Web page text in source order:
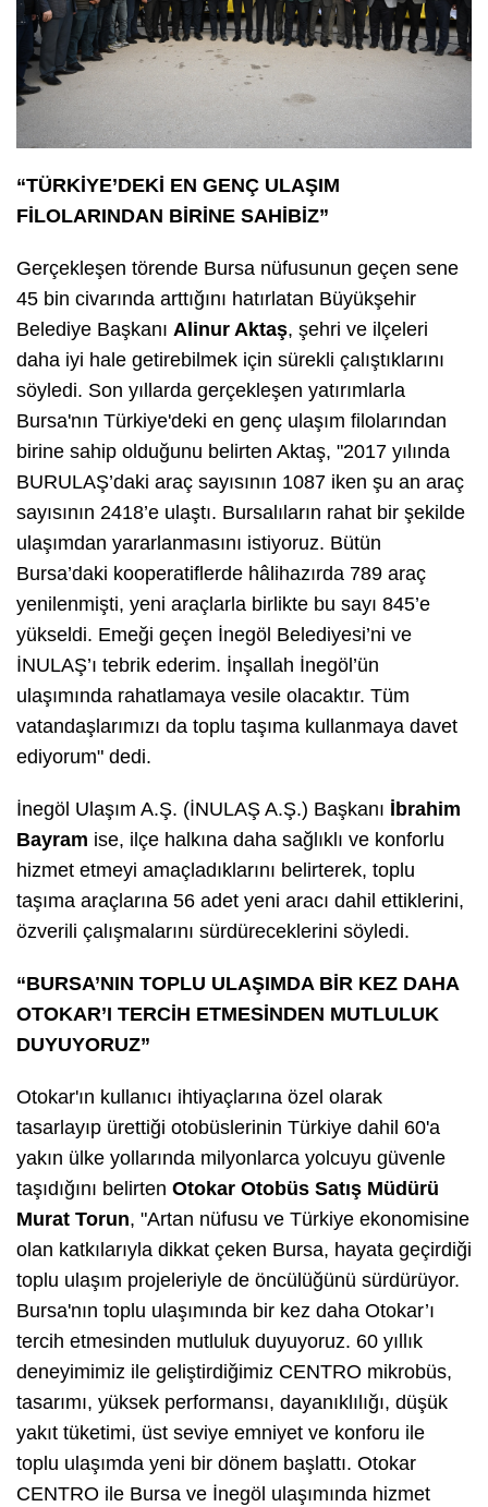
“TÜRKİYE’DEKİ EN GENÇ ULAŞIM
FİLOLARINDAN BİRİNE SAHİBİZ”
Gerçekleşen törende Bursa nüfusunun geçen sene
45 bin civarında arttığını hatırlatan Büyükşehir
Belediye Başkanı Alinur Aktaş, şehri ve ilçeleri
daha iyi hale getirebilmek için sürekli çalıştıklarını
söyledi. Son yıllarda gerçekleşen yatırımlarla
Bursa'nın Türkiye'deki en genç ulaşım filolarından
birine sahip olduğunu belirten Aktaş, "2017 yılında
BURULAŞ’daki araç sayısının 1087 iken şu an araç
sayısının 2418’e ulaştı. Bursalıların rahat bir şekilde
ulaşımdan yararlanmasını istiyoruz. Bütün
Bursa’daki kooperatiflerde hâlihazırda 789 araç
yenilenmişti, yeni araçlarla birlikte bu sayı 845’e
yükseldi. Emeği geçen İnegöl Belediyesi’ni ve
İNULAŞ’ı tebrik ederim. İnşallah İnegöl’ün
ulaşımında rahatlamaya vesile olacaktır. Tüm
vatandaşlarımızı da toplu taşıma kullanmaya davet
ediyorum" dedi.
İnegöl Ulaşım A.Ş. (İNULAŞ A.Ş.) Başkanı İbrahim
Bayram ise, ilçe halkına daha sağlıklı ve konforlu
hizmet etmeyi amaçladıklarını belirterek, toplu
taşıma araçlarına 56 adet yeni aracı dahil ettiklerini,
özverili çalışmalarını sürdüreceklerini söyledi.
“BURSA’NIN TOPLU ULAŞIMDA BİR KEZ DAHA
OTOKAR’I TERCİH ETMESİNDEN MUTLULUK
DUYUYORUZ”
Otokar'ın kullanıcı ihtiyaçlarına özel olarak
tasarlayıp ürettiği otobüslerinin Türkiye dahil 60'a
yakın ülke yollarında milyonlarca yolcuyu güvenle
taşıdığını belirten Otokar Otobüs Satış Müdürü
Murat Torun, "Artan nüfusu ve Türkiye ekonomisine
olan katkılarıyla dikkat çeken Bursa, hayata geçirdiği
toplu ulaşım projeleriyle de öncülüğünü sürdürüyor.
Bursa'nın toplu ulaşımında bir kez daha Otokar’ı
tercih etmesinden mutluluk duyuyoruz. 60 yıllık
deneyimimiz ile geliştirdiğimiz CENTRO mikrobüs,
tasarımı, yüksek performansı, dayanıklılığı, düşük
yakıt tüketimi, üst seviye emniyet ve konforu ile
toplu ulaşımda yeni bir dönem başlattı. Otokar
CENTRO ile Bursa ve İnegöl ulaşımında hizmet